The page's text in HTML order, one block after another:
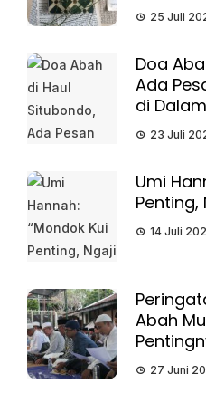
25 Juli
Doa
Ada
di
23 Juli
Umi
Penting,
14 Juli
Abah
27 Juni